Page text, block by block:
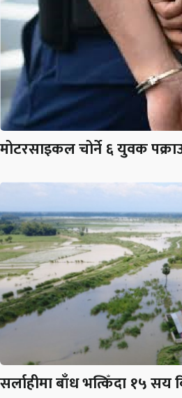
मोटरसाइकल चोर्ने ६ युवक
सर्लाहीमा बाँध भत्किँदा १५ सय